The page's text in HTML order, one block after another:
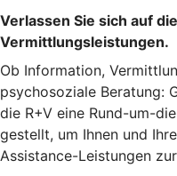
Verlassen Sie sich auf
Vermittlungsleistungen.
Ob Information,
psychosoziale Beratung:
die R+V eine Rund-um-
gestellt, um Ihnen und
Assistance-Leistungen